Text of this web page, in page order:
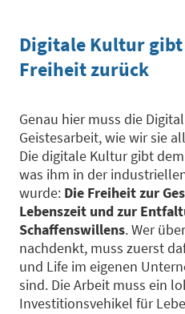
Digitale Kultur gibt
Freiheit zurück
Genau hier muss die
Geistesarbeit, wie wir sie
Die digitale Kultur gibt
was ihm in der
wurde: Die Freiheit zur
Lebenszeit und zur
Schaffenswillens. Wer
nachdenkt, muss zuerst
und Life im eigenen
sind. Die Arbeit muss ein
Investitionsvehikel für